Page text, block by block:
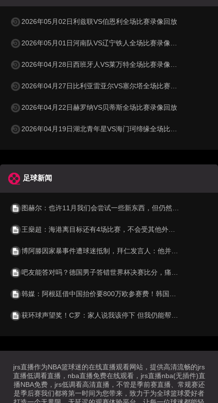
2026年05月02日利兹联VS伯恩利全场比赛录像回放
2026年05月01日河南队VS辽宁铁人全场比赛录像回放
2026年04月28日西班牙人VS莱万特全场比赛录像回放
2026年04月27日比利亚雷亚尔VS塞尔塔全场比赛录像回放
2026年04月22日赫罗纳VS贝蒂斯全场比赛录像回放
2026年04月19日湖北青年星VS海门珂缔缘全场比赛录像回放
足球新闻
图赫尔：也许11月我们会尝试一些新东西，但仍然会保持竞争力
王燊超：海港离目标还有4场比赛，不会受其他外界的影响
博阿滕因家暴事件遭球迷抵制，拜仁发言人：他并不是回来工作
吧友能答对吗？德国男子答错世界杯决赛比分，痛失百万元奖金
韩媒：阿根廷借中国抬价要800万欧参赛费！韩国认为溢价3倍后放弃
获环球声望奖！C罗：家人说我该停下 但我仍能帮球队为何不继续？
jrs直播作为NBA篮球迷的在线直播观看网站，提供高清流畅的jrs
直播低调看直播，nba直播免费在线观看，jrs直播nba(无插件)直
播NBA免费，jrs低调看高清直播，不管是季前赛直播、常规赛还
是季后赛我们都将第一时间为您带来，致力于为全球篮球爱好者